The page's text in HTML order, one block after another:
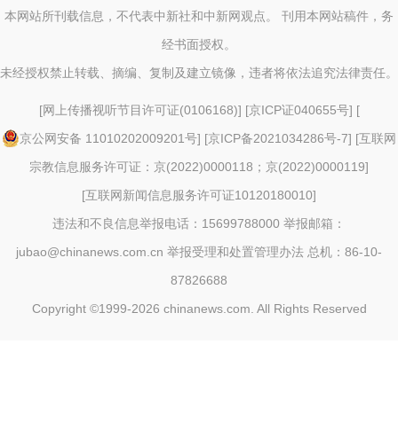
本网站所刊载信息，不代表中新社和中新网观点。 刊用本网站稿件，务
经书面授权。
未经授权禁止转载、摘编、复制及建立镜像，违者将依法追究法律责任。
[网上传播视听节目许可证(0106168)] [京ICP证040655号] [
京公网安备 11010202009201号] [京ICP备2021034286号-7] [互联网
宗教信息服务许可证：京(2022)0000118；京(2022)0000119]
[互联网新闻信息服务许可证10120180010]
违法和不良信息举报电话：15699788000 举报邮箱：
jubao@chinanews.com.cn 举报受理和处置管理办法 总机：86-10-
87826688
Copyright ©1999-2026 chinanews.com. All Rights Reserved